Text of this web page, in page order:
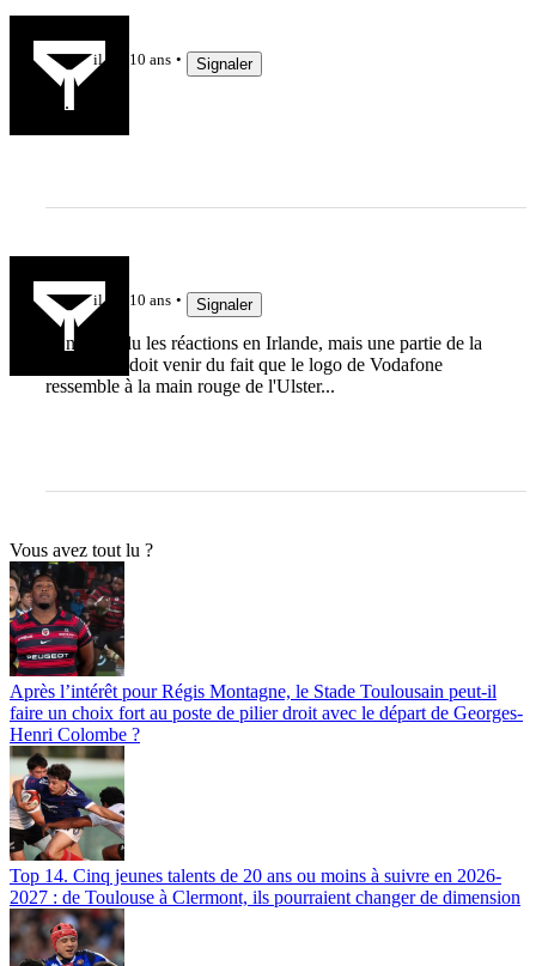
il y a 10 ans Signaler
lol.
il y a 10 ans Signaler
Je n'ai pas lu les réactions en Irlande, mais une partie de la
polémique doit venir du fait que le logo de Vodafone
ressemble à la main rouge de l'Ulster...
Vous avez tout lu ?
Après l’intérêt pour Régis Montagne, le Stade Toulousain peut-il
faire un choix fort au poste de pilier droit avec le départ de Georges-
Henri Colombe ?
Top 14. Cinq jeunes talents de 20 ans ou moins à suivre en 2026-
2027 : de Toulouse à Clermont, ils pourraient changer de dimension